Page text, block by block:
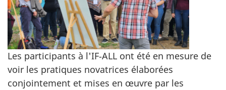
Les participants à l'IF‑ALL ont été en mesure de
voir les pratiques novatrices élaborées
conjointement et mises en œuvre par les